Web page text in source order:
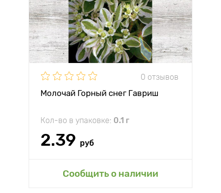
0 отзывов
Молочай Горный снег Гавриш
Кол-во в упаковке: 0.1 г
2.39 руб
Сообщить о наличии